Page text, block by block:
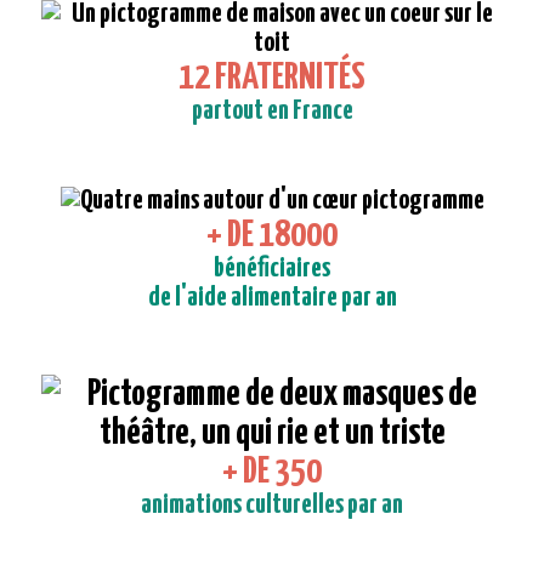
12 FRATERNITÉS
partout en France
+ DE 18000
bénéficiaires
de l'aide alimentaire par an
+ DE 350
animations culturelles par an